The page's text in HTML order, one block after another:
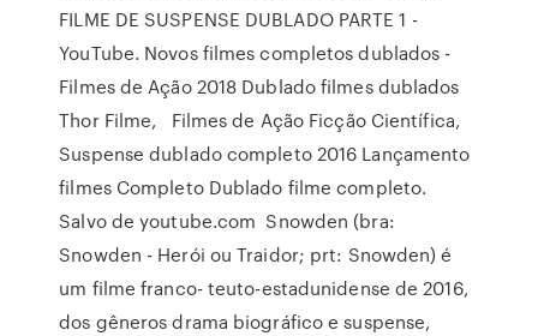
FILME DE SUSPENSE DUBLADO PARTE 1 -
YouTube. Novos filmes completos dublados -
Filmes de Ação 2018 Dublado filmes dublados
Thor Filme, Filmes de Ação Ficção Científica,
Suspense dublado completo 2016 Lançamento
filmes Completo Dublado filme completo.
Salvo de youtube.com Snowden (bra:
Snowden - Herói ou Traidor; prt: Snowden) é
um filme franco- teuto-estadunidense de 2016,
dos gêneros drama biográfico e suspense,